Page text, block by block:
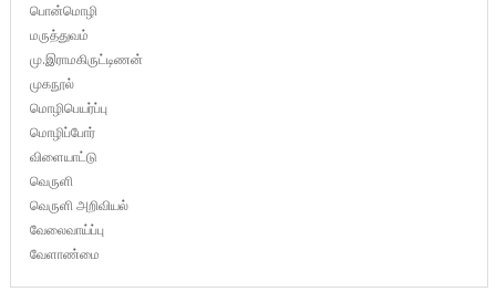
பொன்மொழி
மருத்துவம்
மு.இராமகிருட்டிணன்
முகநூல்
மொழிபெயர்ப்பு
மொழிப்போர்
விளையாட்டு
வெருளி
வெருளி அறிவியல்
வேலைவாய்ப்பு
வேளாண்மை